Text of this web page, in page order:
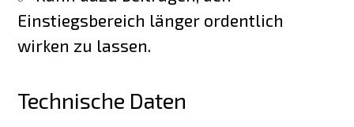
Einstiegsbereich länger ordentlich
wirken zu lassen.
Technische Daten